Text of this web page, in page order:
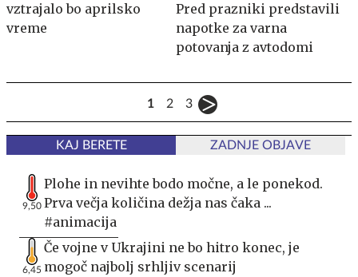
vztrajalo bo aprilsko
vreme
Pred prazniki predstavili
napotke za varna
potovanja z avtodomi
1 2 3
KAJ BERETE ZADNJE OBJAVE
9,50
Plohe in nevihte bodo močne, a le ponekod.
Prva večja količina dežja nas čaka ...
#animacija
6,45
Če vojne v Ukrajini ne bo hitro konec, je
mogoč najbolj srhljiv scenarij